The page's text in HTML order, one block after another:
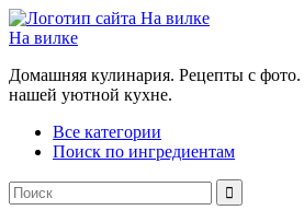
На вилке
Домашняя кулинария. Рецепты с
нашей уютной кухне.
Все категории
Поиск по ингредиентам